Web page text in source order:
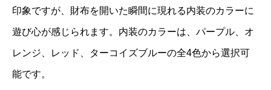
印象ですが、財布を開いた瞬間に現れる内装のカラーに
遊び心が感じられます。内装のカラーは、パープル、オ
レンジ、レッド、ターコイズブルーの全4色から選択可
能です。